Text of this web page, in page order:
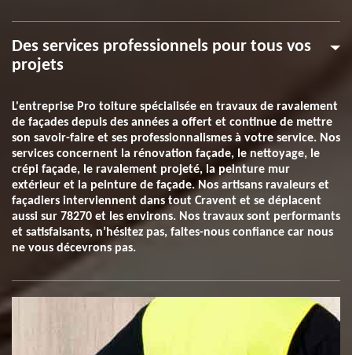
Des services professionnels pour tous vos
projets
L'entreprise Pro toiture spécialisée en travaux de ravalement
de façades depuis des années a offert et continue de mettre
son savoir-faire et ses professionnalismes à votre service. Nos
services concernent la rénovation façade, le nettoyage, le
crépi façade, le ravalement projeté, la peinture mur
extérieur et la peinture de façade. Nos artisans ravaleurs et
façadiers interviennent dans tout Cravent et se déplacent
aussi sur 78270 et les environs. Nos travaux sont performants
et satisfaisants, n’hésitez pas, faites-nous confiance car nous
ne vous décevrons pas.